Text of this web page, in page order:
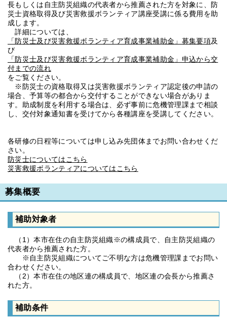
長もしくは自主防災組織の代表者から推薦された方を対象に、防
災士資格取得及び災害救援ボランティア講座受講に係る費用を助
成します。
詳細については、
「防災士及び災害救援ボランティア育成事業補助金」募集要項及
び
「防災士及び災害救援ボランティア育成事業補助金」申込から交
付までの流れ
をご覧ください。
※防災士の資格取得又は災害救援ボランティア認定後の申請の
場合、予算等の都合から交付することができない場合がありま
す。助成制度を利用する場合は、必ず事前に危機管理課まで相談
し、交付対象通知書を受けてから各種講座を受講してください。
各研修の日程等については申し込み先団体までお問い合わせくだ
さい。
防災士についてはこちら
災害救援ボランティアについてはこちら
募集概要
補助対象者
（1）本市在住の自主防災組織※の構成員で、自主防災組織の
代表者から推薦された方。
※自主防災組織についてご不明な方は危機管理課までお問い
合わせください。
（2）本市在住の地区連の構成員で、地区連の会長から推薦さ
れた方。
補助条件